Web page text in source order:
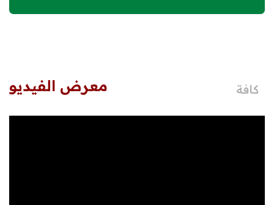
معرض الفيديو كافة